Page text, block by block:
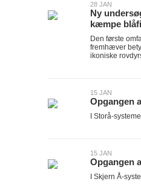
28 JAN
Ny
kæmpe
Den første
fremhæver
ikoniske
15 JAN
Opgangen
I Storå-
15 JAN
Opgangen
I Skjern Å-